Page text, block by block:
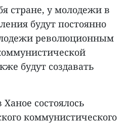
стране, у молодежи в
будут постоянно
революционным
будут создавать
состоялось
коммунистического